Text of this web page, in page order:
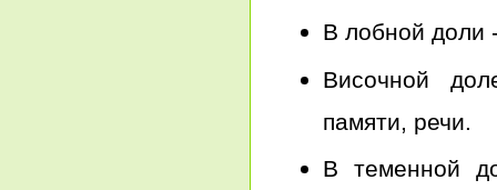
В лобной доли
Височной
памяти, речи.
В теменной